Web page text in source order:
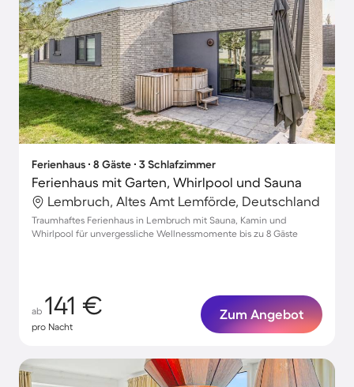
Ferienhaus ∙ 8 Gäste ∙ 3 Schlafzimmer
Ferienhaus mit Garten, Whirlpool und Sauna
Lembruch, Altes Amt Lemförde, Deutschland
Traumhaftes Ferienhaus in Lembruch mit Sauna, Kamin und
Whirlpool für unvergessliche Wellnessmomente bis zu 8 Gäste
ab 141 €
pro Nacht
Zum Angebot